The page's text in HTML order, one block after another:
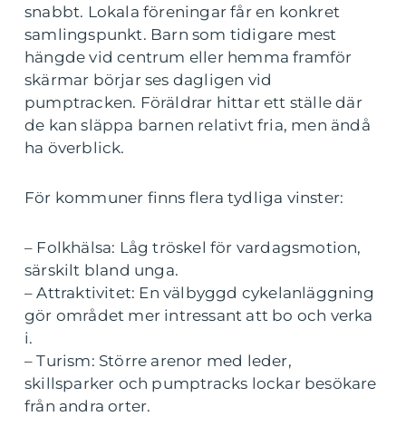
snabbt. Lokala föreningar får en konkret
samlingspunkt. Barn som tidigare mest
hängde vid centrum eller hemma framför
skärmar börjar ses dagligen vid
pumptracken. Föräldrar hittar ett ställe där
de kan släppa barnen relativt fria, men ändå
ha överblick.
För kommuner finns flera tydliga vinster:
– Folkhälsa: Låg tröskel för vardagsmotion,
särskilt bland unga.
– Attraktivitet: En välbyggd cykelanläggning
gör området mer intressant att bo och verka
i.
– Turism: Större arenor med leder,
skillsparker och pumptracks lockar besökare
från andra orter.